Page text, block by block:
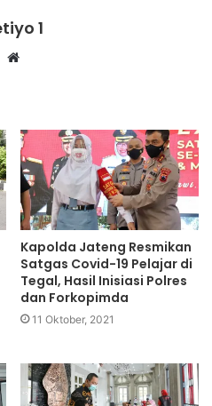
1
Website
Kapolda Jateng Resmikan
Satgas Covid-19 Pelajar di
Tegal, Hasil Inisiasi Polres
dan Forkopimda
11 Oktober, 2021